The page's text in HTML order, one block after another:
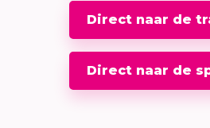
Direct naar de
Direct naar de